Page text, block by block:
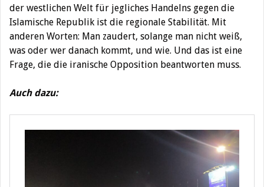
der westlichen Welt für jegliches Handelns gegen die
Islamische Republik ist die regionale Stabilität. Mit
anderen Worten: Man zaudert, solange man nicht weiß,
was oder wer danach kommt, und wie. Und das ist eine
Frage, die die iranische Opposition beantworten muss.
Auch dazu: